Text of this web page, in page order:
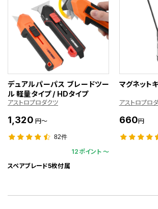
デュアルパーパス ブレードツー
ル 軽量タイプ / HDタイプ
アストロプロダクツ
1,320 円～
82件
12ポイント 〜
スペアブレード5枚付属
マグネット
アストロプロ
660円